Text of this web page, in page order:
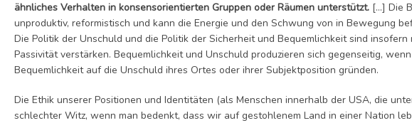
ähnliches Verhalten inkonsensorientierten Gruppen oder Räumen unterstützt. [...] Die
unproduktiv, reformistisch und kann die Energie und den Schwung von in Bewegung
Die Politik der Unschuld und die Politik der Sicherheit und Bequemlichkeit sind
Passivität verstärken. Bequemlichkeit und Unschuld produzieren sich gegenseitig,
Bequemlichkeit auf die Unschuld ihres Ortes oder ihrer Subjektposition gründen.
Die Ethik unserer Positionen und Identitäten (als Menschen innerhalb der USA, die
schlechter Witz, wenn man bedenkt, dass wir auf gestohlenem Land in einer Nation